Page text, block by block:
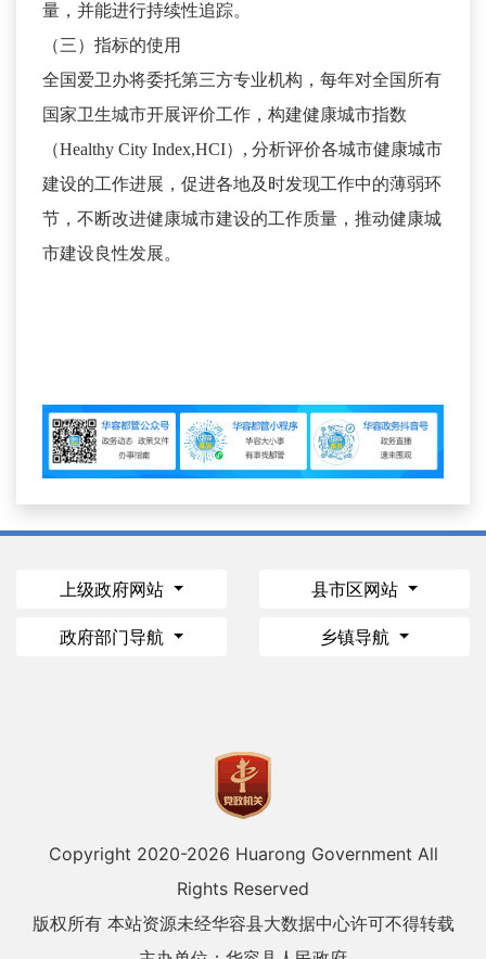
量，并能进行持续性追踪。
（三）指标的使用
全国爱卫办将委托第三方专业机构，每年对全国所有
国家卫生城市开展评价工作，构建健康城市指数
（Healthy City Index,HCI）, 分析评价各城市健康城市
建设的工作进展，促进各地及时发现工作中的薄弱环
节，不断改进健康城市建设的工作质量，推动健康城
市建设良性发展。
上级政府网站 县市区网站
政府部门导航 乡镇导航
Copyright 2020-2026 Huarong Government All
Rights Reserved
版权所有 本站资源未经华容县大数据中心许可不得转载